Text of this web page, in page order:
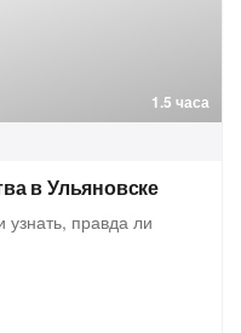
1.5 часа
в Ульяновске
узнать, правда ли